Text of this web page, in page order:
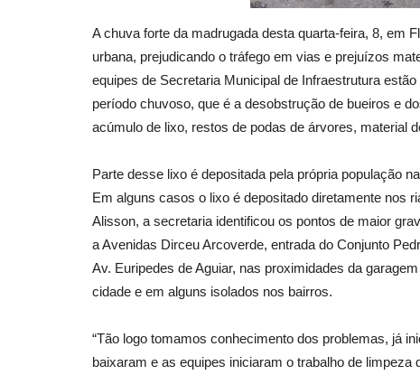
A chuva forte da madrugada desta quarta-feira, 8, em
urbana, prejudicando o tráfego em vias e prejuízos
equipes de Secretaria Municipal de Infraestrutura
período chuvoso, que é a desobstrução de bueiros e
acúmulo de lixo, restos de podas de árvores, material
Parte desse lixo é depositada pela própria população
Em alguns casos o lixo é depositado diretamente nos
Alisson, a secretaria identificou os pontos de maior
a Avenidas Dirceu Arcoverde, entrada do Conjunto
Av. Euripedes de Aguiar, nas proximidades da
cidade e em alguns isolados nos bairros.
“Tão logo tomamos conhecimento dos problemas, já
baixaram e as equipes iniciaram o trabalho de